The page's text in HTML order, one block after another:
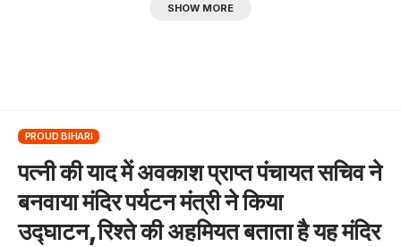
SHOW MORE
PROUD BIHARI
पत्नी की याद में अवकाश प्राप्त पंचायत सचिव ने
बनवाया मंदिर पर्यटन मंत्री ने किया
उद्घाटन,रिश्ते की अहमियत बताता है यह मंदिर